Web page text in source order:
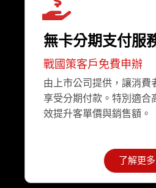
無卡分期支付服
戰國策客戶免費申辦
由上市公司提供，讓消費
享受分期付款。特別適合
效提升客單價與銷售額。
了解更多